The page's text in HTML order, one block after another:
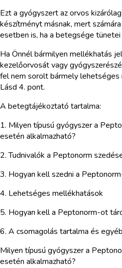
Ezt a gyógyszert az orvos
készítményt másnak, mert
esetben is, ha a betegsége tünetei
Ha Önnél bármilyen mellékhatás
kezelőorvosát vagy
fel nem sorolt bármely lehetséges
Lásd 4. pont.
A betegtájékoztató tartalma:
1. Milyen típusú gyógyszer a
esetén alkalmazható?
2. Tudnivalók a Peptonorm
3. Hogyan kell szedni a
4. Lehetséges mellékhatások
5. Hogyan kell a Peptonorm-ot
6. A csomagolás tartalma és
Milyen típusú gyógyszer a
esetén alkalmazható?